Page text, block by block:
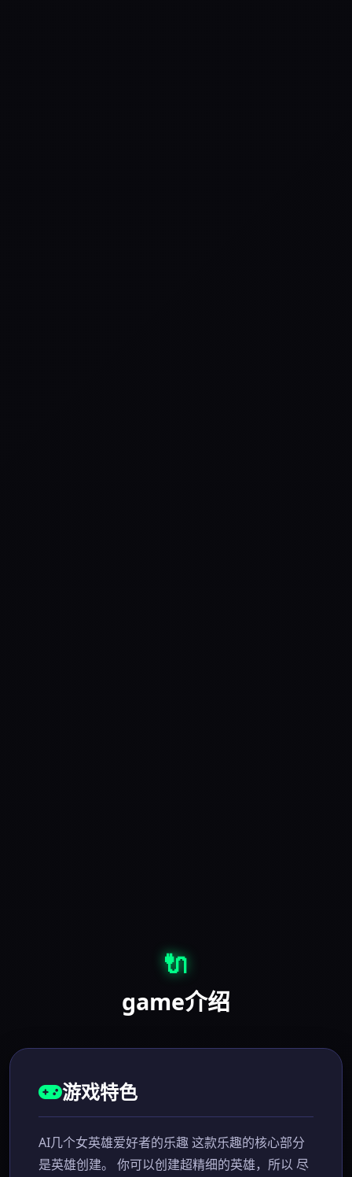
🔌
game介绍
游戏特色
AI几个女英雄爱好者的乐趣 这款乐趣的核心部分
是英雄创建。 你可以创建超精细的英雄，所以 尽